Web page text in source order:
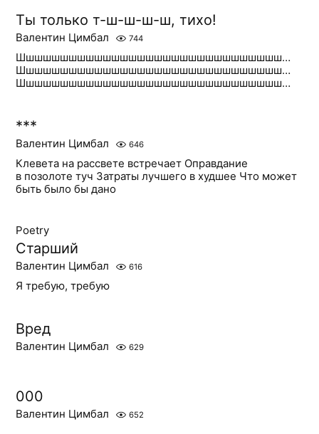
Ты только т-ш-ш-ш-ш, тихо!
Валентин Цимбал 744
Шшшшшшшшшшшшшшшшшшшшшшшшшшшшшшш…
Шшшшшшшшшшшшшшшшшшшшшшшшшшшшшшш…
Шшшшшшшшшшшшшшшшшшшшшшшшшшшшшшш…
***
Валентин Цимбал 646
Клевета на рассвете встречает Оправдание
в позолоте туч Затраты лучшего в худшее Что может
быть было бы дано
Poetry
Старший
Валентин Цимбал 616
Я требую, требую
Вред
Валентин Цимбал 629
000
Валентин Цимбал 652